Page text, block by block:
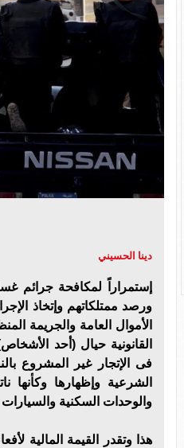
دينا الحسيني
إستمراراً لمكافحة جرائم
ورصد ممتلكاتهم وإتخاذ
الأموال العامة والجريمة
القانونية حيال (أحد
فى الإتجار غير المشروع
الشرعية وإظهارها
والوحدات السكنية